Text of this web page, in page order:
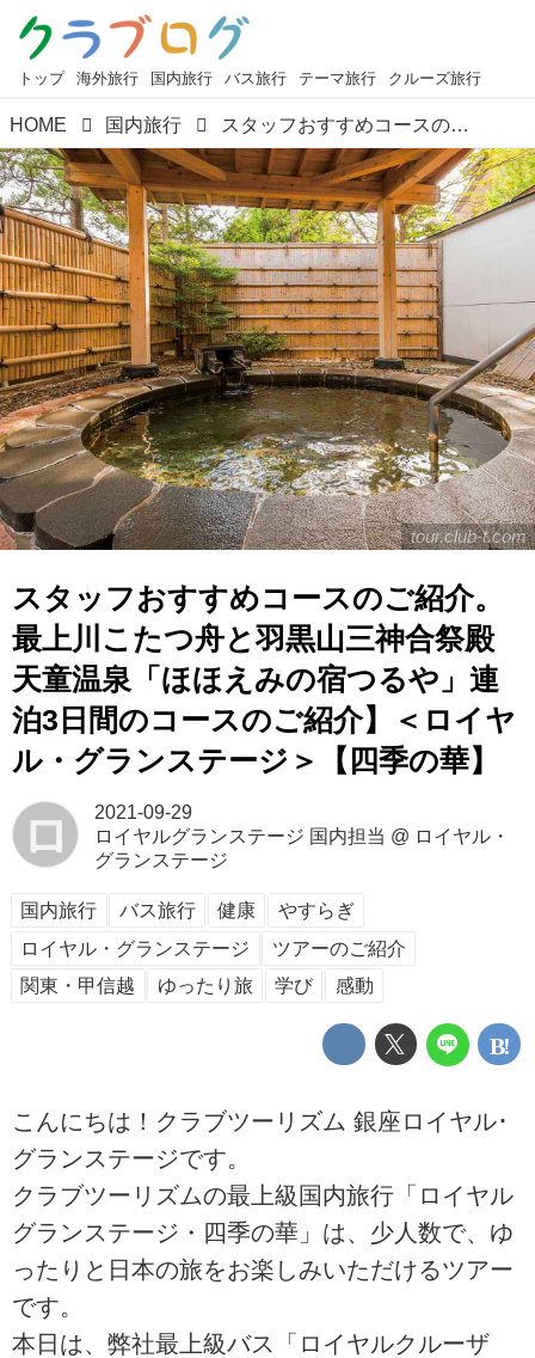
トップ 海外旅行 国内旅行 バス旅行 テーマ旅行 クルーズ旅行
HOME 国内旅行 スタッフおすすめコースのご紹介。最上川こたつ舟と羽黒山三神合祭殿 天童温泉「ほほえみの宿つるや」連泊3日間のコースのご紹介】＜ロイヤル・グランステージ＞【四季の華】
tour.club-t.com
スタッフおすすめコースのご紹介。
最上川こたつ舟と羽黒山三神合祭殿
天童温泉「ほほえみの宿つるや」連
泊3日間のコースのご紹介】＜ロイヤ
ル・グランステージ＞【四季の華】
ロ
2021-09-29
ロイヤルグランステージ 国内担当 @ ロイヤル・
グランステージ
国内旅行 バス旅行 健康
やすらぎ
ロイヤル・グランステージ
ツアーのご紹介
関東・甲信越
ゆったり旅 学び 感動
こんにちは！クラブツーリズム 銀座ロイヤル･
グランステージです。
クラブツーリズムの最上級国内旅行「ロイヤル
グランステージ・四季の華」は、少人数で、ゆ
ったりと日本の旅をお楽しみいただけるツアー
です。
本日は、弊社最上級バス「ロイヤルクルーザ